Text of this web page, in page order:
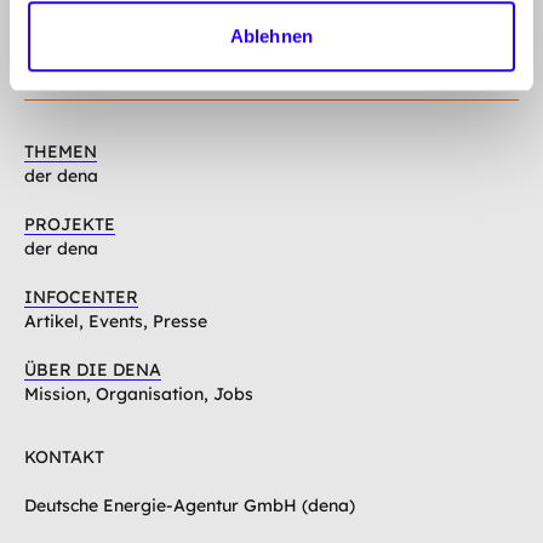
Ablehnen
gehe
Abonnieren Sie unseren Newsletter
Linkedin
Mastodon
Youtube
THEMEN
der dena
PROJEKTE
der dena
INFOCENTER
Artikel, Events, Presse
ÜBER DIE DENA
Mission, Organisation, Jobs
KONTAKT
Deutsche Energie-Agentur GmbH (dena)